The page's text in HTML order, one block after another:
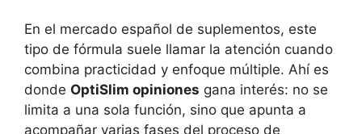
En el mercado español de suplementos, este
tipo de fórmula suele llamar la atención cuando
combina practicidad y enfoque múltiple. Ahí es
donde OptiSlim opiniones gana interés: no se
limita a una sola función, sino que apunta a
acompañar varias fases del proceso de